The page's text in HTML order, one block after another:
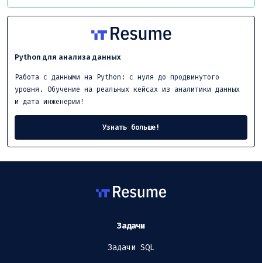
Python для анализа данных
Работа с данными на Python: с нуля до продвинутого
уровня. Обучение на реальных кейсах из аналитики данных
и дата инженерии!
Узнать больше!
Задачи
Задачи SQL